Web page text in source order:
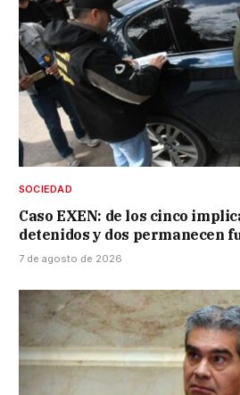
SOCIEDAD
Caso EXEN: de los cinco
detenidos y dos permanecen
7 de agosto de 2026